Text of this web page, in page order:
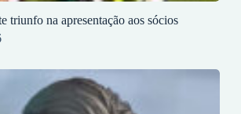
triunfo na apresentação aos sócios